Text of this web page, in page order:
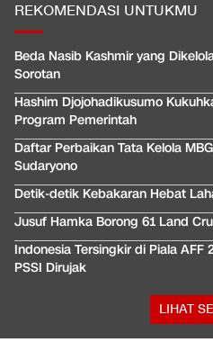
REKOMENDASI UNTUKMU
Beda Nasib Kashmir yang
Sorotan
Hashim Djojohadikusumo
Program Pemerintah
Daftar Perbaikan Tata Kelola
Sudaryono
Detik-detik Kebakaran Hebat
Jusuf Hamka Borong 61 Land
Indonesia Tersingkir di Piala AFF
PSSI Dirujak
LIHAT